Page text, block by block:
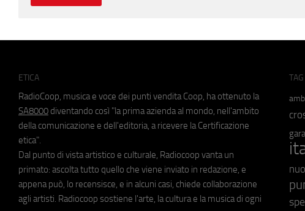
ETICA
RadioCoop, musica e voce dei punti vendita Coop, ha ottenuto la
SA8000 diventando così "la prima azienda al mondo, nell'ambito
della comunicazione e dell'editoria, a ricevere la Certificazione
etica".
Dal punto di vista artistico e culturale, Radiocoop vanta un
primato: ascolta tutto quello che viene inviato in redazione, e
appena può, lo recensisce, e in alcuni casi, chiede collaborazione
agli artisti. Radiocoop sostiene l'arte, la cultura e la musica di ogni